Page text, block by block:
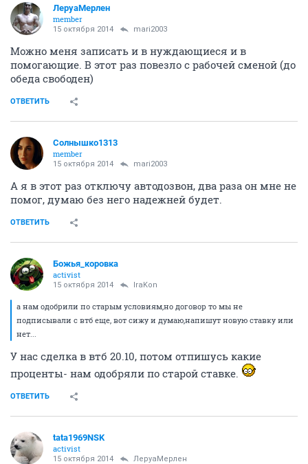
ЛеруаМерлен
member
15 октября 2014 mari2003
Можно меня записать и в нуждающиеся и в
помогающие. В этот раз повезло с рабочей сменой (до
обеда свободен)
ОТВЕТИТЬ
Солнышко1313
member
15 октября 2014 mari2003
А я в этот раз отключу автодозвон, два раза он мне не
помог, думаю без него надежней будет.
ОТВЕТИТЬ
Божья_коровка
activist
15 октября 2014 IraKon
а нам одобрили по старым условиям,но договор то мы не
подписывали с втб еще, вот сижу и думаю,напишут новую ставку или
нет...
У нас сделка в втб 20.10, потом отпишусь какие
проценты- нам одобряли по старой ставке.
ОТВЕТИТЬ
tata1969NSK
activist
15 октября 2014 ЛеруаМерлен